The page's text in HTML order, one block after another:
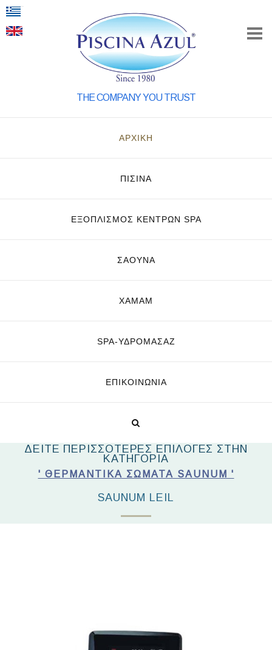
THE COMPANY YOU TRUST
ΑΡΧΙΚΗ
ΠΙΣΙΝΑ
ΕΞΟΠΛΙΣΜΌΣ ΚΈΝΤΡΩΝ SPA
ΣΑΟΥΝΑ
ΧΑΜΑΜ
SPA-ΥΔΡΟΜΑΣΆΖ
ΕΠΙΚΟΙΝΩΝΊΑ
ΔΕΙΤΕ ΠΕΡΙΣΣΟΤΕΡΕΣ ΕΠΙΛΟΓΕΣ ΣΤΗΝ
ΚΑΤΗΓΟΡΙΑ
' ΘΕΡΜΑΝΤΙΚΆ ΣΏΜΑΤΑ SAUNUM '
SAUNUM LEIL